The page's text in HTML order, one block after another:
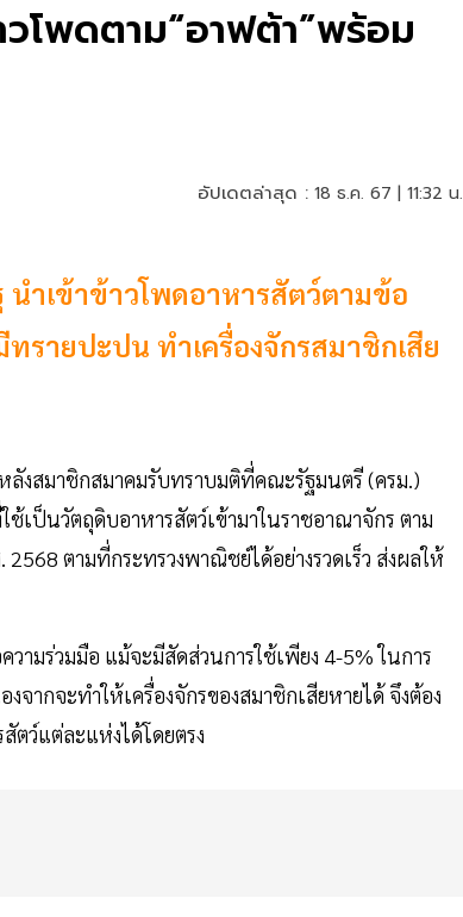
วโพดตาม“อาฟต้า”พร้อม
อัปเดตล่าสุด : 18 ธ.ค. 67 | 11:32 น.
ำเข้าข้าวโพดอาหารสัตว์ตามข้อ
รายปะปน ทำเครื่องจักรสมาชิกเสีย
งสมาชิกสมาคมรับทราบมติที่คณะรัฐมนตรี (ครม.)
เป็นวัตถุดิบอาหารสัตว์เข้ามาในราชอาณาจักร ตาม
ตามที่กระทรวงพาณิชย์ได้อย่างรวดเร็ว ส่งผลให้
มร่วมมือ แม้จะมีสัดส่วนการใช้เพียง 4-5% ในการ
ากจะทำให้เครื่องจักรของสมาชิกเสียหายได้ จึงต้อง
ตว์แต่ละแห่งได้โดยตรง